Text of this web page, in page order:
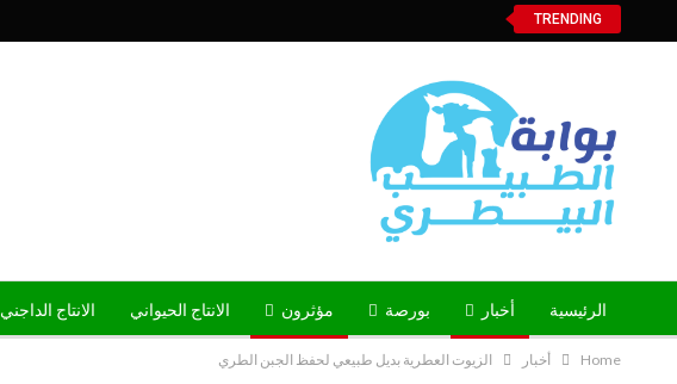
TRENDING
الرئيسية أخبار بورصة مؤثرون الانتاج الحيواني الانتاج الداجني
Home أخبار الزيوت العطرية بديل طبيعي لحفظ الجبن الطري